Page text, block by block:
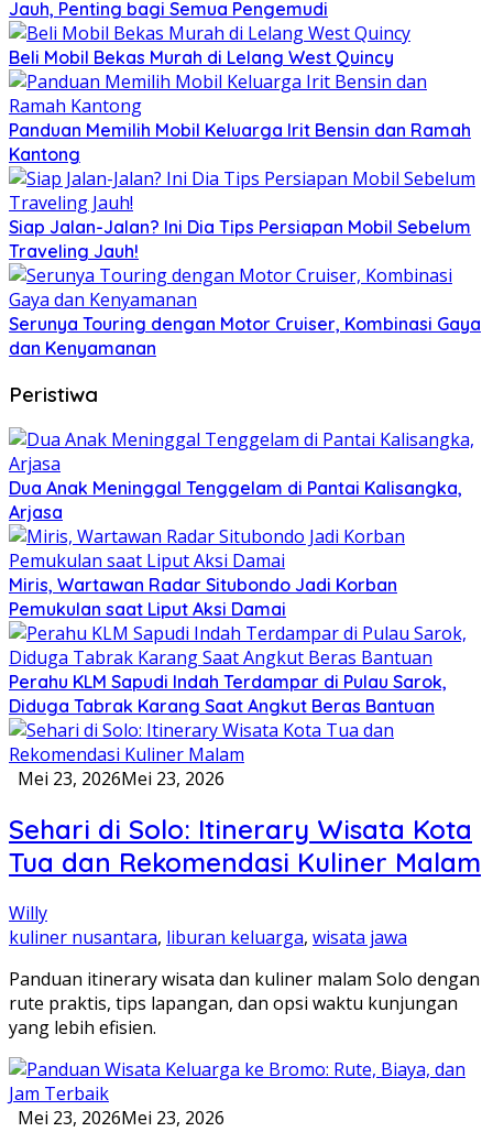
Jauh, Penting bagi Semua Pengemudi
Beli Mobil Bekas Murah di Lelang West Quincy
Panduan Memilih Mobil Keluarga Irit Bensin dan Ramah
Kantong
Siap Jalan-Jalan? Ini Dia Tips Persiapan Mobil Sebelum
Traveling Jauh!
Serunya Touring dengan Motor Cruiser, Kombinasi Gaya
dan Kenyamanan
Peristiwa
Dua Anak Meninggal Tenggelam di Pantai Kalisangka,
Arjasa
Miris, Wartawan Radar Situbondo Jadi Korban
Pemukulan saat Liput Aksi Damai
Perahu KLM Sapudi Indah Terdampar di Pulau Sarok,
Diduga Tabrak Karang Saat Angkut Beras Bantuan
Mei 23, 2026Mei 23, 2026
Sehari di Solo: Itinerary Wisata Kota
Tua dan Rekomendasi Kuliner Malam
Willy
kuliner nusantara, liburan keluarga, wisata jawa
Panduan itinerary wisata dan kuliner malam Solo dengan
rute praktis, tips lapangan, dan opsi waktu kunjungan
yang lebih efisien.
Mei 23, 2026Mei 23, 2026